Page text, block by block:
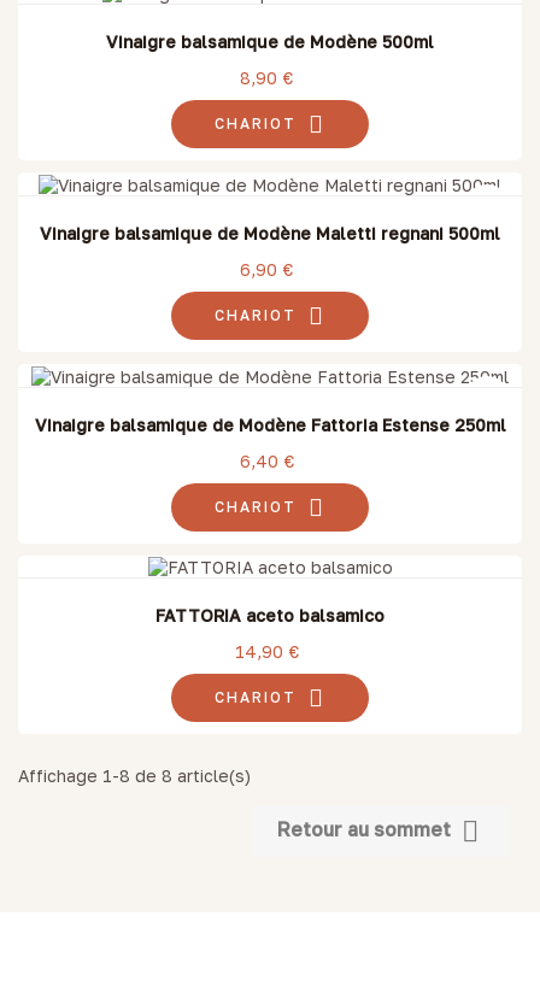
Vinaigre balsamique de Modène 500ml
8,90 €
CHARIOT
Vinaigre balsamique de Modène Maletti regnani 500ml
6,90 €
CHARIOT
Vinaigre balsamique de Modène Fattoria Estense 250ml
6,40 €
CHARIOT
FATTORIA aceto balsamico
14,90 €
CHARIOT
Affichage 1-8 de 8 article(s)
Retour au sommet 